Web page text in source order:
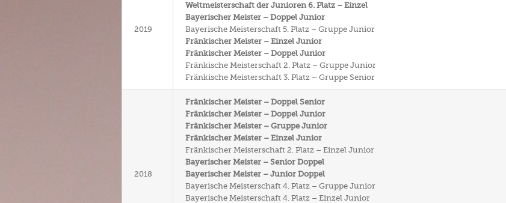
2019
Weltmeisterschaft der Junioren 6. Platz – Einzel
Bayerischer Meister – Doppel Junior
Bayerische Meisterschaft 5. Platz – Gruppe Junior
Fränkischer Meister – Einzel Junior
Fränkischer Meister – Doppel Junior
Fränkische Meisterschaft 2. Platz – Gruppe Junior
Fränkische Meisterschaft 3. Platz – Gruppe Senior
2018
Fränkischer Meister – Doppel Senior
Fränkischer Meister – Doppel Junior
Fränkischer Meister – Gruppe Junior
Fränkischer Meister – Einzel Junior
Fränkischer Meisterschaft 2. Platz – Einzel Junior
Bayerischer Meister – Senior Doppel
Bayerischer Meister – Junior Doppel
Bayerische Meisterschaft 4. Platz – Gruppe Junior
Bayerische Meisterschaft 4. Platz – Einzel Junior